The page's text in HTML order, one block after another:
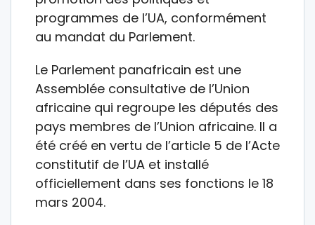
programmes de l’UA, conformément
au mandat du Parlement.
Le Parlement panafricain est une
Assemblée consultative de l’Union
africaine qui regroupe les députés des
pays membres de l’Union africaine. Il a
été créé en vertu de l’article 5 de l’Acte
constitutif de l’UA et installé
officiellement dans ses fonctions le 18
mars 2004.